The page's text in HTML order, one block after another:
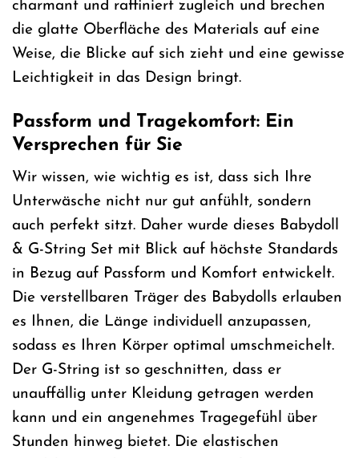
charmant und raffiniert zugleich und brechen
die glatte Oberfläche des Materials auf eine
Weise, die Blicke auf sich zieht und eine gewisse
Leichtigkeit in das Design bringt.
Passform und Tragekomfort: Ein
Versprechen für Sie
Wir wissen, wie wichtig es ist, dass sich Ihre
Unterwäsche nicht nur gut anfühlt, sondern
auch perfekt sitzt. Daher wurde dieses Babydoll
& G-String Set mit Blick auf höchste Standards
in Bezug auf Passform und Komfort entwickelt.
Die verstellbaren Träger des Babydolls erlauben
es Ihnen, die Länge individuell anzupassen,
sodass es Ihren Körper optimal umschmeichelt.
Der G-String ist so geschnitten, dass er
unauffällig unter Kleidung getragen werden
kann und ein angenehmes Tragegefühl über
Stunden hinweg bietet. Die elastischen